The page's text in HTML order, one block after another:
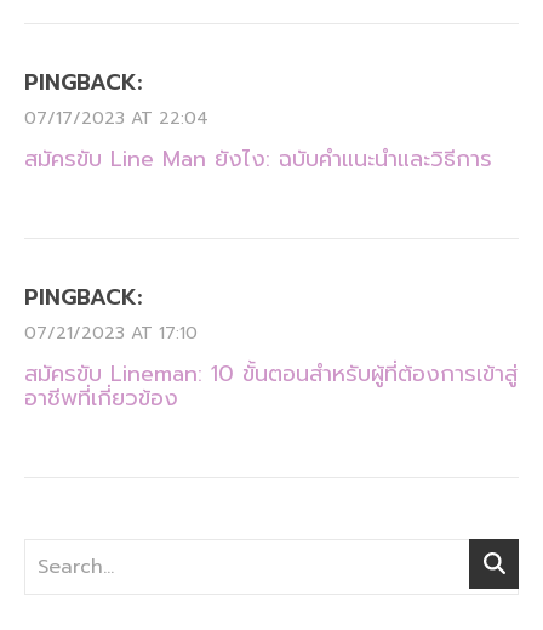
PINGBACK:
07/17/2023 AT 22:04
สมัครขับ Line Man ยังไง: ฉบับคำแนะนำและวิธีการ
PINGBACK:
07/21/2023 AT 17:10
สมัครขับ Lineman: 10 ขั้นตอนสำหรับผู้ที่ต้องการเข้าสู่
อาชีพที่เกี่ยวข้อง